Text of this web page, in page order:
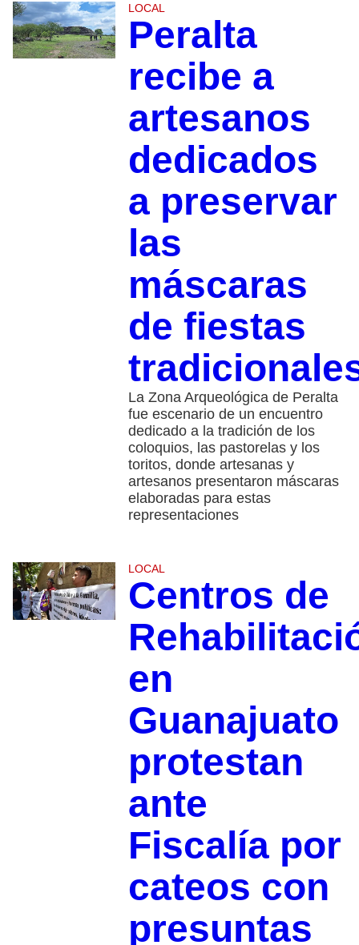
LOCAL
Peralta
recibe a
artesanos
dedicados
a preservar
las
máscaras
de fiestas
La Zona Arqueológica de Peralta
fue escenario de un encuentro
dedicado a la tradición de los
coloquios, las pastorelas y los
toritos, donde artesanas y
artesanos presentaron máscaras
elaboradas para estas
representaciones
LOCAL
Centros de
en
Guanajuato
protestan
ante
Fiscalía por
cateos con
presuntas